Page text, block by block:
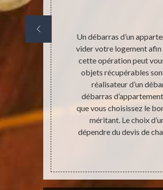
dans le lieu
qu’une
très
Un débarras d’un
vider votre logement afin
cette opération peut
objets récupérables
réalisateur d’un
débarras
que vous choisissez le
méritant. Le choix
dépendre du devis de